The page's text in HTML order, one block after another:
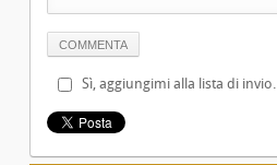
Sì, aggiungimi alla lista di invio.